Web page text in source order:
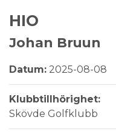
HIO
Johan Bruun
Datum: 2025-08-08
Klubbtillhörighet:
Skövde Golfklubb